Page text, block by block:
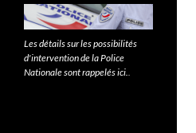
Les détails sur les possibilités
d'intervention de la Police
Nationale sont rappelés ici..